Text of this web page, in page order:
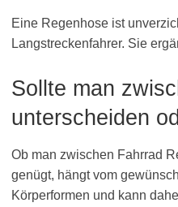
Eine Regenhose ist
Langstreckenfahrer. Sie
Sollte man
unterscheiden
Ob man zwischen Fahrrad
genügt, hängt vom
Körperformen und kann